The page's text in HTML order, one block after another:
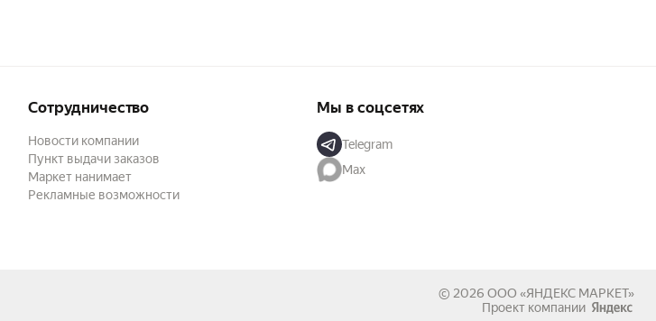
Сотрудничество
Новости компании
Пункт выдачи заказов
Маркет нанимает
Рекламные возможности
Мы в соцсетях
Telegram
Max
© 2026 ООО «ЯНДЕКС МАРКЕТ»
Проект компании